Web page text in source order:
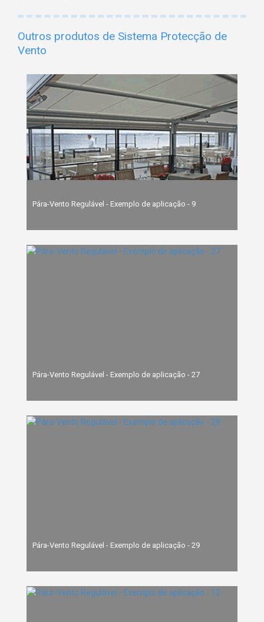
Outros produtos de Sistema Protecção de
Vento
Pára-Vento Regulável - Exemplo de aplicação - 9
Pára-Vento Regulável - Exemplo de aplicação - 27
Pára-Vento Regulável - Exemplo de aplicação - 29